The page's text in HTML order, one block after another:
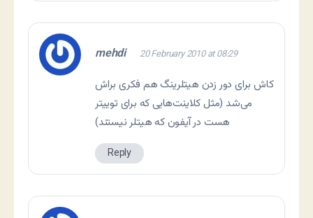
mehdi 20 February 2010 at 08:29
کاش برای دور زدن هیتلرینگ هم فکری براش
می‌شد (مثل کلاینت‌هایی که برای توییتر
هست در آیفون که هیتلر نیستند)
Reply